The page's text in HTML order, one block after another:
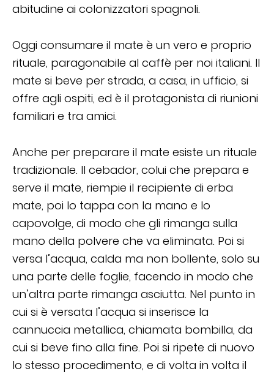
abitudine ai colonizzatori spagnoli.
Oggi consumare il mate è un vero e proprio
rituale, paragonabile al caffè per noi italiani. Il
mate si beve per strada, a casa, in ufficio, si
offre agli ospiti, ed è il protagonista di riunioni
familiari e tra amici.
Anche per preparare il mate esiste un rituale
tradizionale. Il cebador, colui che prepara e
serve il mate, riempie il recipiente di erba
mate, poi lo tappa con la mano e lo
capovolge, di modo che gli rimanga sulla
mano della polvere che va eliminata. Poi si
versa l’acqua, calda ma non bollente, solo su
una parte delle foglie, facendo in modo che
un’altra parte rimanga asciutta. Nel punto in
cui si è versata l’acqua si inserisce la
cannuccia metallica, chiamata bombilla, da
cui si beve fino alla fine. Poi si ripete di nuovo
lo stesso procedimento, e di volta in volta il